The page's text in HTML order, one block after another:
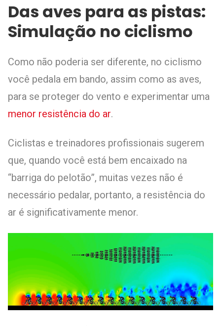
Das aves para as pistas:
Simulação no ciclismo
Como não poderia ser diferente, no ciclismo
você pedala em bando, assim como as aves,
para se proteger do vento e experimentar uma
menor resistência do ar.
Ciclistas e treinadores profissionais sugerem
que, quando você está bem encaixado na
“barriga do pelotão”, muitas vezes não é
necessário pedalar, portanto, a resistência do
ar é significativamente menor.